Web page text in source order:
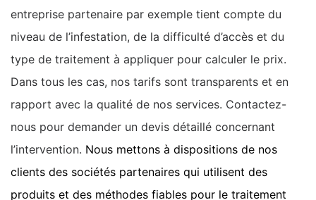
entreprise partenaire par exemple tient compte du
niveau de l’infestation, de la difficulté d’accès et du
type de traitement à appliquer pour calculer le prix.
Dans tous les cas, nos tarifs sont transparents et en
rapport avec la qualité de nos services. Contactez-
nous pour demander un devis détaillé concernant
l’intervention. Nous mettons à dispositions de nos
clients des sociétés partenaires qui utilisent des
produits et des méthodes fiables pour le traitement